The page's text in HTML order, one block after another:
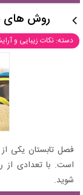
روش های
دسته: نکات زیبایی و
فصل تابستان یکی
است. با تعدادی از
شوید.